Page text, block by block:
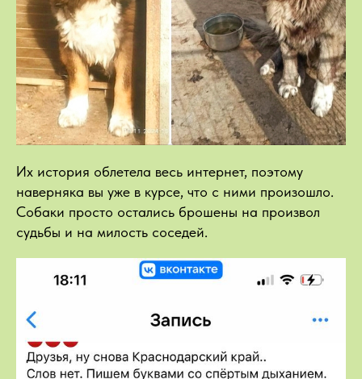
Их история облетела весь интернет, поэтому
наверняка вы уже в курсе, что с ними произошло.
Собаки просто остались брошены на произвол
судьбы и на милость соседей.